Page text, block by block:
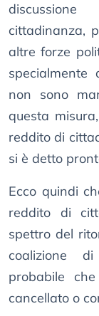
cittadinanza,
altre forze
non sono
questa
reddito di
si è detto
Ecco quindi
reddito di
spettro del
coalizione
probabile
cancellato o